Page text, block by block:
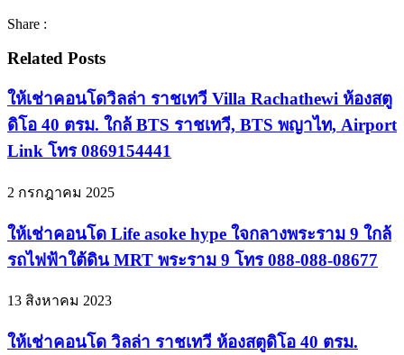
Share :
Related Posts
ให้เช่าคอนโดวิลล่า ราชเทวี Villa Rachathewi ห้องสตู
ดิโอ 40 ตรม. ใกล้ BTS ราชเทวี, BTS พญาไท, Airport
Link โทร 0869154441
2 กรกฎาคม 2025
ให้เช่าคอนโด Life asoke hype ใจกลางพระราม 9 ใกล้
รถไฟฟ้าใต้ดิน MRT พระราม 9 โทร 088-088-08677
13 สิงหาคม 2023
ให้เช่าคอนโด วิลล่า ราชเทวี ห้องสตูดิโอ 40 ตรม.